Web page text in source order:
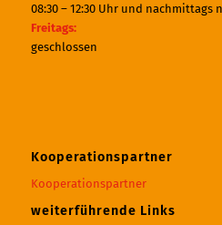
08:30 – 12:30 Uhr und nachmittags
Freitags:
geschlossen
Kooperationspartner
Kooperationspartner
weiterführende Links